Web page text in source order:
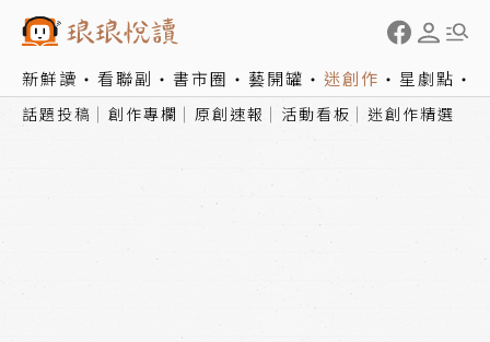
新鮮讀 看聯副 書市圈 藝開罐 迷創作 星劇點
話題投稿 創作專欄 原創速報 活動看板 迷創作精選